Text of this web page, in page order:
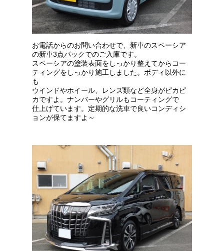
お電話からのお問い合わせで、新車のスペーシア
の新車3点パックでのご入庫です。
スペーシアの塗装表面をしっかり整えてからコー
ティングをしっかり施工しました。ボディ以外に
も
ウインドやホイール、レンズ類など全身がピカピ
カですよ。ナンバーやグリルもコーティングで
仕上げています。定期的な洗車で良いコンディシ
ョンが保てますよ～